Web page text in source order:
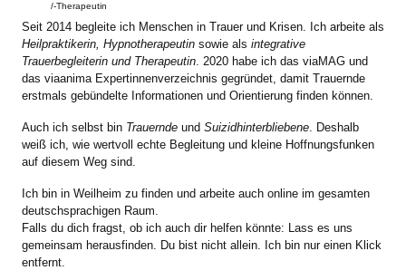
/-Therapeutin
Seit 2014 begleite ich Menschen in Trauer und Krisen. Ich arbeite als
Heilpraktikerin, Hypnotherapeutin sowie als integrative
Trauerbegleiterin und Therapeutin. 2020 habe ich das viaMAG und
das viaanima Expertinnenverzeichnis gegründet, damit Trauernde
erstmals gebündelte Informationen und Orientierung finden können.
Auch ich selbst bin Trauernde und Suizidhinterbliebene. Deshalb
weiß ich, wie wertvoll echte Begleitung und kleine Hoffnungsfunken
auf diesem Weg sind.
Ich bin in Weilheim zu finden und arbeite auch online im gesamten
deutschsprachigen Raum.
Falls du dich fragst, ob ich auch dir helfen könnte: Lass es uns
gemeinsam herausfinden. Du bist nicht allein. Ich bin nur einen Klick
entfernt.